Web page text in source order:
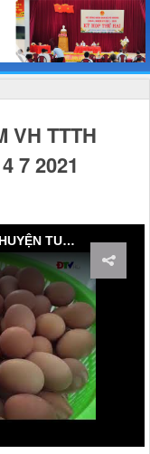
VH TTTH
7 2021
TRANG TH CS TRUNG TÂM VH TTTH HUYỆN TUẦN GIÁO NGÀY 4 7 2021